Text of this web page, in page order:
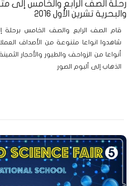
رحلة الصف الرابع والخامس إلى
والبحرية تشرين الأول 2016
قام الصف الرابع والصف الخامس برحلة
شاهدوا انواعا متنوعة من الأصداف
أنواعا من الزواحف والطيور والأحجار
الذهاب إلى ألبوم الصور